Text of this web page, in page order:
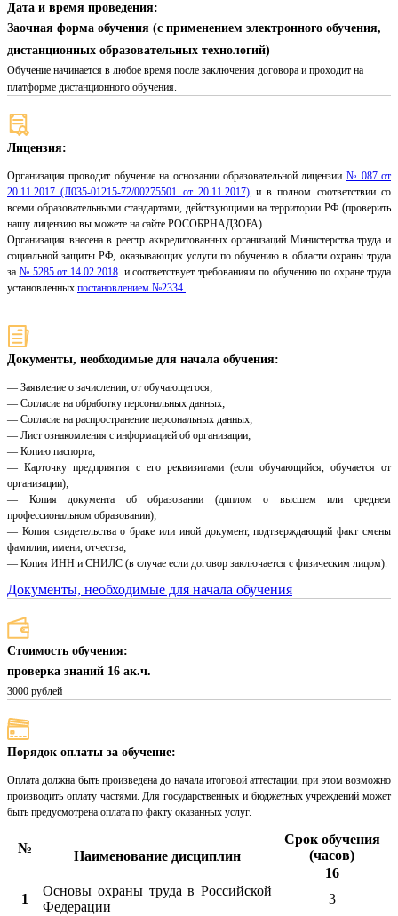
Дата и время проведения:
Заочная форма обучения (с применением электронного обучения,
дистанционных образовательных технологий)
Обучение начинается в любое время после заключения договора и проходит на
платформе дистанционного обучения.
Лицензия:
Организация проводит обучение на основании образовательной лицензии № 087 от
20.11.2017 (Л035-01215-72/00275501 от 20.11.2017) и в полном соответствии со
всеми образовательными стандартами, действующими на территории РФ (проверить
нашу лицензию вы можете на сайте РОСОБРНАДЗОРА).
Организация внесена в реестр аккредитованных организаций Министерства труда и
социальной защиты РФ, оказывающих услуги по обучению в области охраны труда
за № 5285 от 14.02.2018и соответствует требованиям по обучению по охране труда
установленных постановлением №2334.
Документы, необходимые для начала обучения:
— Заявление о зачислении, от обучающегося;
— Согласие на обработку персональных данных;
— Согласие на распространение персональных данных;
— Лист ознакомления с информацией об организации;
— Копию паспорта;
— Карточку предприятия с его реквизитами (если обучающийся, обучается от
организации);
— Копия документа об образовании (диплом о высшем или среднем
профессиональном образовании);
— Копия свидетельства о браке или иной документ, подтверждающий факт смены
фамилии, имени, отчества;
— Копия ИНН и СНИЛС (в случае если договор заключается с физическим лицом).
Документы, необходимые для начала обучения
Стоимость обучения:
проверка знаний 16 ак.ч.
3000 рублей
Порядок оплаты за обучение:
Оплата должна быть произведена до начала итоговой аттестации, при этом возможно
производить оплату частями. Для государственных и бюджетных учреждений может
быть предусмотрена оплата по факту оказанных услуг.
№
Наименование дисциплин
Срок обучения
(часов)
16
1
Основы охраны труда в Российской
Федерации
3